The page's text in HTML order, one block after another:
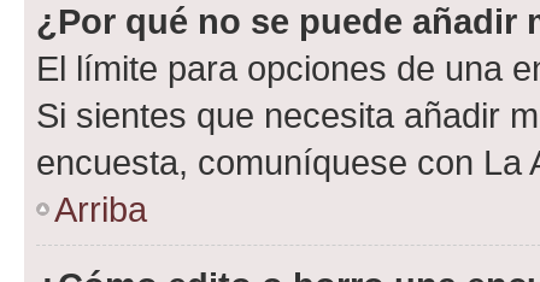
¿Por qué no se puede añadir
El límite para opciones de una
Si sientes que necesita añadir
encuesta, comuníquese con La
Arriba